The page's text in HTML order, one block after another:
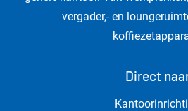
vergader,- en
Direct